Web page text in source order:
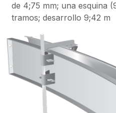
de 4;75 mm; una esquina
tramos; desarrollo 9;42 m